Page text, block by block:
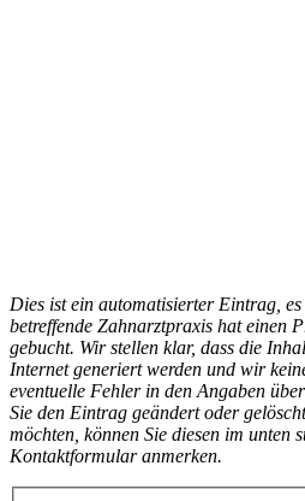
Dies ist ein automatisierter Eintrag, es
betreffende Zahnarztpraxis hat einen
gebucht. Wir stellen klar, dass die
Internet generiert werden und wir
eventuelle Fehler in den Angaben
Sie den Eintrag geändert oder
möchten, können Sie diesen im unten
Kontaktformular anmerken.